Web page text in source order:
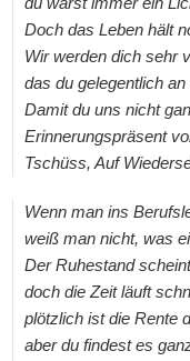
Doch das Leben hält
Wir werden dich sehr
das du gelegentlich
Damit du uns nicht
Erinnerungspräsent
Tschüss, Auf
Wenn man ins
weiß man nicht, was
Der Ruhestand
doch die Zeit läuft
plötzlich ist die Rente
aber du findest es